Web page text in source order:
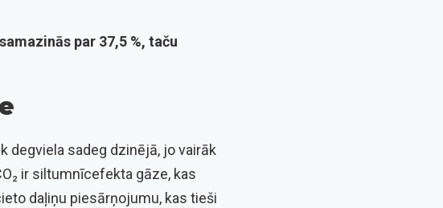
par 37,5 %, taču
degviela sadeg dzinējā, jo vairāk
ir siltumnīcefekta gāze, kas
daļiņu piesārņojumu, kas tieši